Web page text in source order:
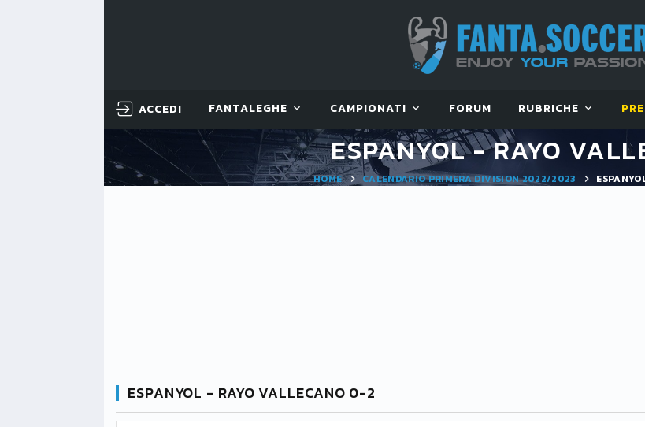
ACCEDI FANTALEGHE CAMPIONATI FORUM RUBRICHE
ESPANYOL - RAYO
HOME CALENDARIO PRIMERA DIVISION 2022/2023
ESPANYOL - RAYO VALLECANO 0-2